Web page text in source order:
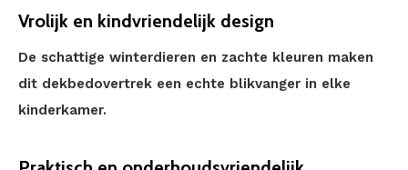
Vrolijk en kindvriendelijk design
De schattige winterdieren en zachte kleuren maken
dit dekbedovertrek een echte blikvanger in elke
kinderkamer.